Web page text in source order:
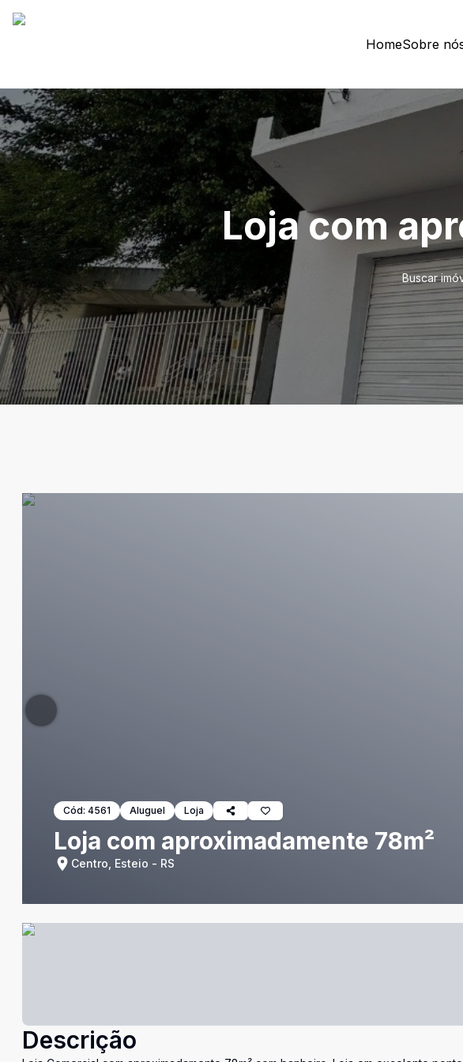
HomeSobre
Loja com
Buscar
Cód: 4561 Aluguel Loja
Loja com aproximadamente 78m²
Centro, Esteio - RS
Descrição